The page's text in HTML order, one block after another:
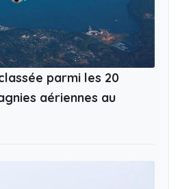
parmi les 20
aériennes au